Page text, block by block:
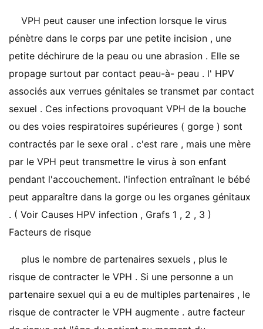
VPH peut causer une infection lorsque le virus
pénètre dans le corps par une petite incision , une
petite déchirure de la peau ou une abrasion . Elle se
propage surtout par contact peau-à- peau . l' HPV
associés aux verrues génitales se transmet par contact
sexuel . Ces infections provoquant VPH de la bouche
ou des voies respiratoires supérieures ( gorge ) sont
contractés par le sexe oral . c'est rare , mais une mère
par le VPH peut transmettre le virus à son enfant
pendant l'accouchement. l'infection entraînant le bébé
peut apparaître dans la gorge ou les organes génitaux
. ( Voir Causes HPV infection , Grafs 1 , 2 , 3 )
Facteurs de risque
plus le nombre de partenaires sexuels , plus le
risque de contracter le VPH . Si une personne a un
partenaire sexuel qui a eu de multiples partenaires , le
risque de contracter le VPH augmente . autre facteur